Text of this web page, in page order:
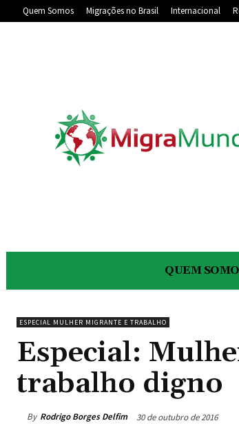
Quem Somos Migrações no Brasil Internacional
QUEM
ESPECIAL MULHER MIGRANTE E TRABALHO
Especial:
trabalho digno
By Rodrigo Borges Delfim 30 de outubro de 2016